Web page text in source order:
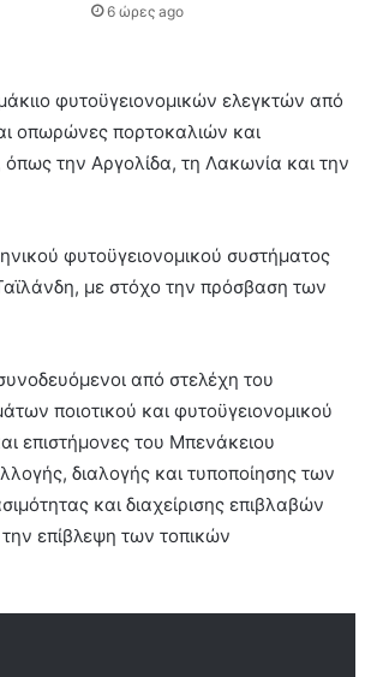
6 ώρες ago
φυτοϋγειονομικών ελεγκτών από
οπωρώνες πορτοκαλιών και
την Αργολίδα, τη Λακωνία και την
φυτοϋγειονομικού συστήματος
με στόχο την πρόσβαση των
από στελέχη του
ποιοτικού και φυτοϋγειονομικού
επιστήμονες του Μπενάκειου
διαλογής και τυποποίησης των
και διαχείρισης επιβλαβών
επίβλεψη των τοπικών